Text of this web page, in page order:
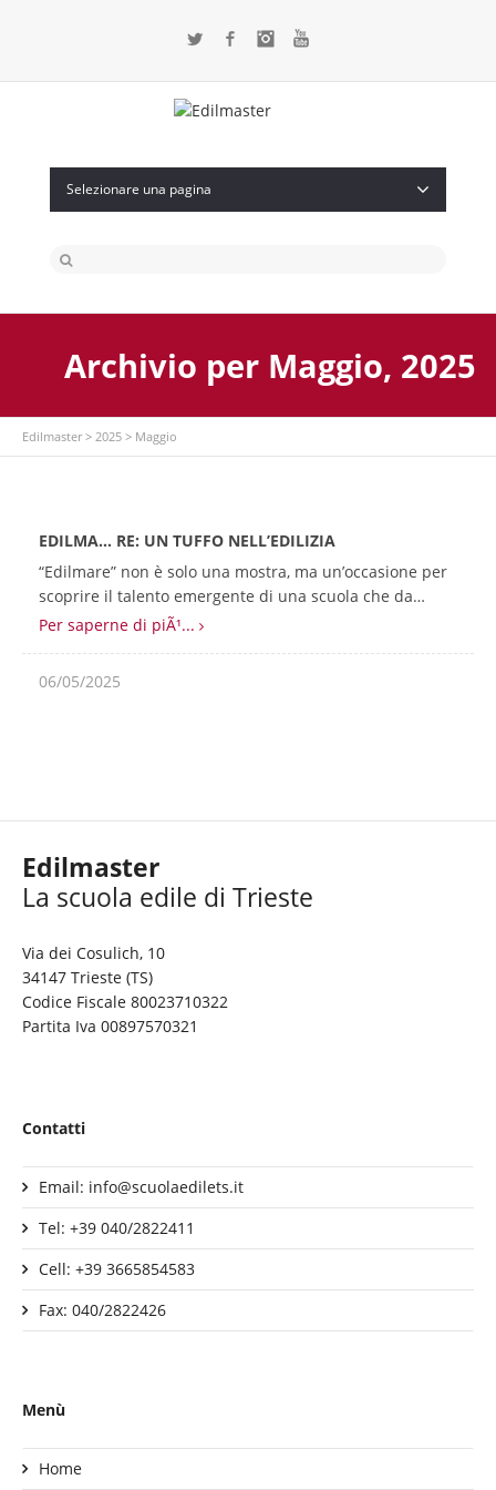
Twitter FacebookInstagram
Selezionare una pagina
Archivio per Maggio, 2025
Edilmaster > 2025 > Maggio
EDILMA… RE: UN TUFFO NELL’EDILIZIA
“Edilmare” non è solo una mostra, ma un’occasione per
scoprire il talento emergente di una scuola che da…
Per saperne di piÃ¹...
06/05/2025
Edilmaster
Via dei Cosulich, 10
34147 Trieste (TS)
Codice Fiscale 80023710322
Partita Iva 00897570321
Contatti
Email: info@scuolaedilets.it
Tel: +39 040/2822411
Cell: +39 3665854583
Fax: 040/2822426
Menù
Home